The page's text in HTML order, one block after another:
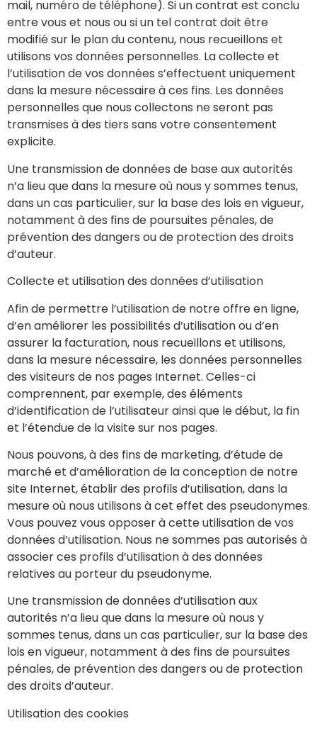
mail, numéro de téléphone). Si un contrat est conclu
entre vous et nous ou si un tel contrat doit être
modifié sur le plan du contenu, nous recueillons et
utilisons vos données personnelles. La collecte et
l’utilisation de vos données s’effectuent uniquement
dans la mesure nécessaire à ces fins. Les données
personnelles que nous collectons ne seront pas
transmises à des tiers sans votre consentement
explicite.
Une transmission de données de base aux autorités
n’a lieu que dans la mesure où nous y sommes tenus,
dans un cas particulier, sur la base des lois en vigueur,
notamment à des fins de poursuites pénales, de
prévention des dangers ou de protection des droits
d’auteur.
Collecte et utilisation des données d’utilisation
Afin de permettre l’utilisation de notre offre en ligne,
d’en améliorer les possibilités d’utilisation ou d’en
assurer la facturation, nous recueillons et utilisons,
dans la mesure nécessaire, les données personnelles
des visiteurs de nos pages Internet. Celles-ci
comprennent, par exemple, des éléments
d’identification de l’utilisateur ainsi que le début, la fin
et l’étendue de la visite sur nos pages.
Nous pouvons, à des fins de marketing, d’étude de
marché et d’amélioration de la conception de notre
site Internet, établir des profils d’utilisation, dans la
mesure où nous utilisons à cet effet des pseudonymes.
Vous pouvez vous opposer à cette utilisation de vos
données d’utilisation. Nous ne sommes pas autorisés à
associer ces profils d’utilisation à des données
relatives au porteur du pseudonyme.
Une transmission de données d’utilisation aux
autorités n’a lieu que dans la mesure où nous y
sommes tenus, dans un cas particulier, sur la base des
lois en vigueur, notamment à des fins de poursuites
pénales, de prévention des dangers ou de protection
des droits d’auteur.
Utilisation des cookies